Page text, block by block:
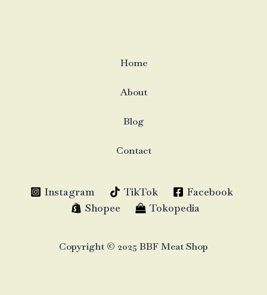
Home
About
Blog
Contact
Instagram TikTok
Facebook
Shopee
Tokopedia
Copyright © 2025 BBF Meat Shop